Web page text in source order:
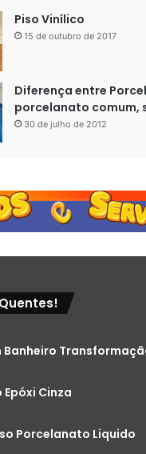
Piso Vinílico
15 de outubro de 2017
Diferença entre
porcelanato comum,
30 de julho de 2012
Banheiro
Epóxi Cinza
Porcelanato Liquido